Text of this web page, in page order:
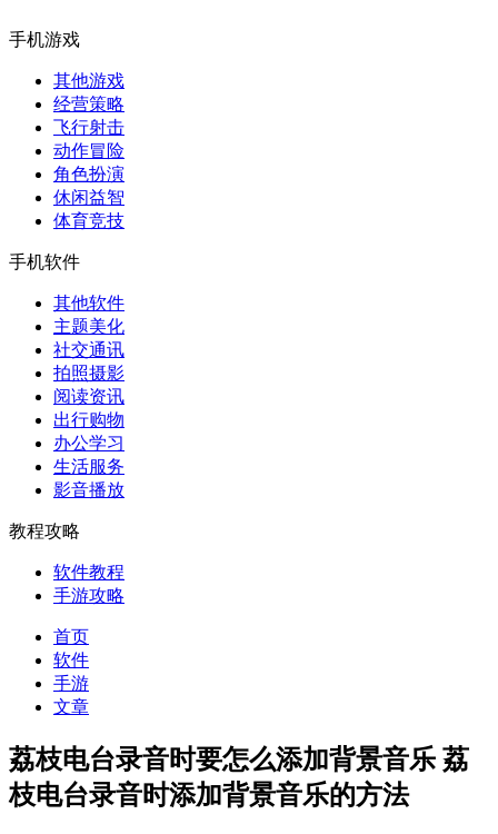
手机游戏
其他游戏
经营策略
飞行射击
动作冒险
角色扮演
休闲益智
体育竞技
手机软件
其他软件
主题美化
社交通讯
拍照摄影
阅读资讯
出行购物
办公学习
生活服务
影音播放
教程攻略
软件教程
手游攻略
首页
软件
手游
文章
荔枝电台录音时要怎么添加背景音乐 荔
枝电台录音时添加背景音乐的方法